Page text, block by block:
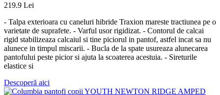
219.9 Lei
- Talpa exterioara cu caneluri hibride Traxion mareste tractiunea pe o
varietate de suprafete. - Varful usor rigidizat. - Contorul de calcai
rigid stabilizeaza calcaiul si tine piciorul in pantof, astfel incat sa nu
alunece in timpul miscarii. - Bucla de la spate usureaza alunecarea
pantofului peste picior si ajuta la scoaterea acestuia. - Sireturile
elastice si
Descoperă aici